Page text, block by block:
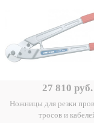
27 810 руб.
Ножницы для резки
тросов и